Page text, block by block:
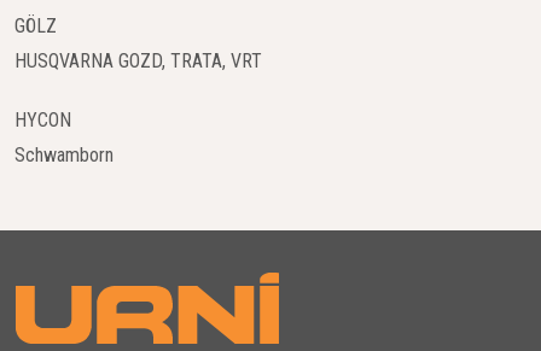
GÖLZ
HUSQVARNA GOZD, TRATA, VRT
HYCON
Schwamborn